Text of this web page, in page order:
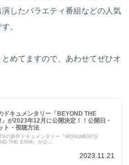
したバラエティ番組などの人気
。
とめてますので、あわせてぜひオ
ドキュメンタリー「BEYOND THE
」が2023年12月に公開決定！！公開日・
ト・視聴方法
の新作ドキュメンタリー『MONUMENTS:
THE STAR』が公...
2023.11.21